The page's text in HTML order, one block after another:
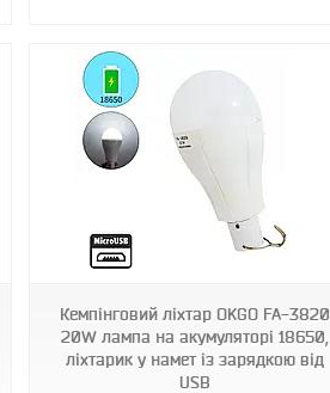
Кемпінговий ліхтар OKGO FA-3820
20W лампа на акумуляторі 18650,
ліхтарик у намет із зарядкою від
USB